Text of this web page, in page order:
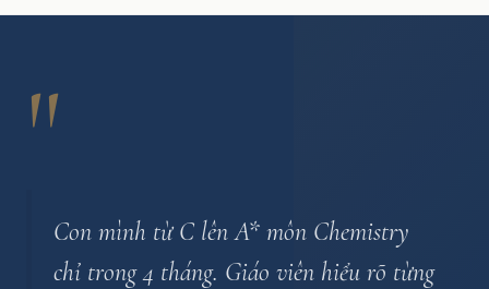
"
Con mình từ C lên A* môn Chemistry
chỉ trong 4 tháng. Giáo viên hiểu rõ từng